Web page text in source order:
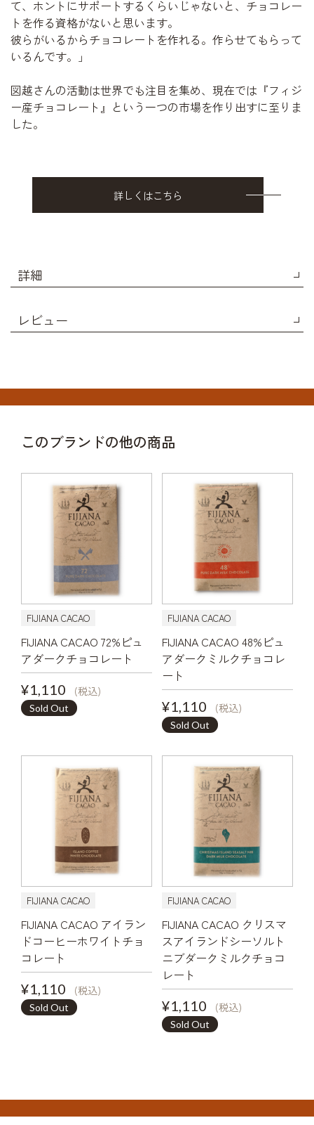
て、ホントにサポートするくらいじゃないと、チョコレー
トを作る資格がないと思います。
彼らがいるからチョコレートを作れる。作らせてもらって
いるんです。」
図越さんの活動は世界でも注目を集め、現在では『フィジ
ー産チョコレート』という一つの市場を作り出すに至りま
した。
詳しくはこちら
詳細
レビュー
このブランドの他の商品
FIJIANA CACAO
FIJIANA CACAO 72%ピュ
アダークチョコレート
¥1,110
(税込)
Sold Out
FIJIANA CACAO
FIJIANA CACAO 48%ピュ
アダークミルクチョコレ
ート
¥1,110
(税込)
Sold Out
FIJIANA CACAO
FIJIANA CACAO アイラン
ドコーヒーホワイトチョ
コレート
¥1,110
(税込)
Sold Out
FIJIANA CACAO
FIJIANA CACAO クリスマ
スアイランドシーソルト
ニブダークミルクチョコ
レート
¥1,110
(税込)
Sold Out